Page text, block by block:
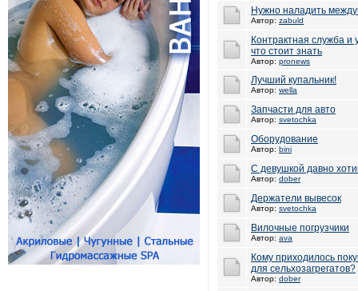
Нужно наладить
Автор: zabuld
Контрактная служба и
что стоит знать
Автор: pronews
Лучший купальник!
Автор: wella
Запчасти для авто
Автор: svetochka
Оборудование
Автор: bini
С девушкой давно
Автор: dober
Держатели вывесок
Автор: svetochka
Вилочные погрузчики
Автор: ava
Кому приходилось
для сельхозагрегатов?
Автор: dober